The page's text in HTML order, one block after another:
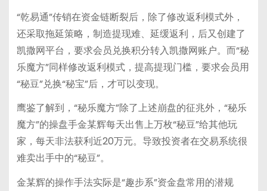
“乾易通”传销在资金链断裂后，除了修改返利模式外，
还采取拖延策略，制造提现难、延缓返利，后又创建了
凯撒网平台，要求会员兑换积分转入凯撒网账户。而“秘
乐魔方”同样修改返利模式，提高提现门槛，要求会员用
“秘豆”兑换“秘宝”后，才可以变现。
鹰鉴了解到，“秘乐魔方”除了上述崩盘的征兆外，“秘乐
魔方”的操盘手金某辉每天出售上万枚“秘豆”给其他玩
家，每天非法获利近20万元。导致投资者在交易系统很
难卖出手中的“秘豆”。
金某辉的操作手法实际是“趣步系”资金盘常用的潜规